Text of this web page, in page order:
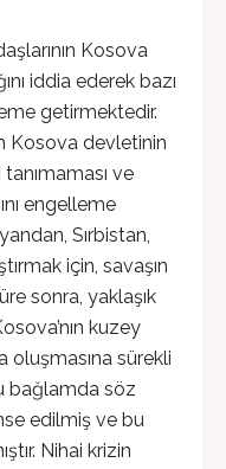
Kosova
iddia ederek bazı
getirmektedir.
Kosova devletinin
tanımaması ve
engelleme
Sırbistan,
için, savaşın
sonra, yaklaşık
kuzey
oluşmasına sürekli
bağlamda söz
edilmiş ve bu
Nihai krizin